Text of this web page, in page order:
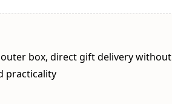
box, direct gift delivery without
practicality